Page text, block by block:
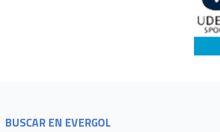
BUSCAR EN EVERGOL